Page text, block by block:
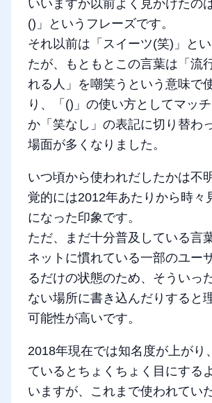
いいますか以前よく見かけたの
()」というフレーズです。
それ以前は「スイーツ(笑)」と
たが、もともとこの言葉は「流
れる人」を嘲笑うという意味で
り、「()」の使い方としてマッ
か「笑なし」の表記に切り替わ
場面が多くなりました。
いつ頃から使われだしたかは不
覚的には2012年あたりから時々
になった印象です。
ただ、まだ十分普及している言
ネットに慣れている一部のユー
るだけの状態のため、そういっ
ない場所に書き込んだりすると
可能性が高いです。
2018年現在では知名度が上がり
ているとちょくちょく目にする
いますが、これまで使われてい